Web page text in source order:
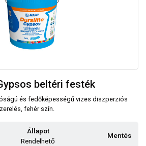
beltéri festék
és fedőképességű vizes diszperziós
fehér szín.
Állapot
Rendelhető
Mentés